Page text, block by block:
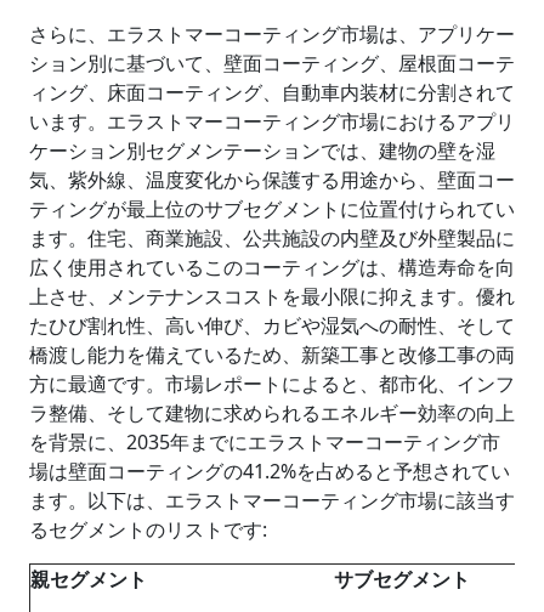
さらに、エラストマーコーティング市場は、アプリケー
ション別に基づいて、壁面コーティング、屋根面コーテ
ィング、床面コーティング、自動車内装材に分割されて
います。エラストマーコーティング市場におけるアプリ
ケーション別セグメンテーションでは、建物の壁を湿
気、紫外線、温度変化から保護する用途から、壁面コー
ティングが最上位のサブセグメントに位置付けられてい
ます。住宅、商業施設、公共施設の内壁及び外壁製品に
広く使用されているこのコーティングは、構造寿命を向
上させ、メンテナンスコストを最小限に抑えます。優れ
たひび割れ性、高い伸び、カビや湿気への耐性、そして
橋渡し能力を備えているため、新築工事と改修工事の両
方に最適です。市場レポートによると、都市化、インフ
ラ整備、そして建物に求められるエネルギー効率の向上
を背景に、2035年までにエラストマーコーティング市
場は壁面コーティングの41.2%を占めると予想されてい
ます。以下は、エラストマーコーティング市場に該当す
るセグメントのリストです:
親セグメント
サブセグメント